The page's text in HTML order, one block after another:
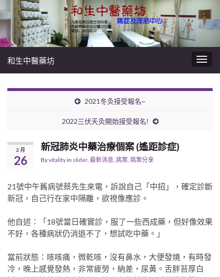
和生中醫藥坊
2021冬灸接受報名~
2022三伏天灸開始接受報名!
2 月
26
新冠肺炎中藥治療個案 (遙距診症)
Byvitalityin slider, 最新消息 病案 病案分享
21號中午舊病號蔡先生來電，訴說自己「中招」，確定診斷
新冠，自己行在家中隔離，欲視像應診。
他自述：「18號當日確實診，服了一些西成藥，但好像效果
不好，各種病狀仍消退不了，想試吃中藥。」
當前狀態：咳咳痛，微乾咳，沒有鼻水，大便發燒，有時發
冷，晚上感覺發熱，非常疲勞，納差，尿黃。舌胖苔厚白